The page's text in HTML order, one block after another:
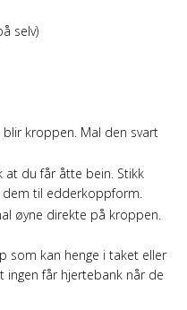
selv)
kroppen. Mal den svart
at du får åtte bein. Stikk
til edderkoppform.
øyne direkte på kroppen.
som kan henge i taket eller
ingen får hjertebank når de